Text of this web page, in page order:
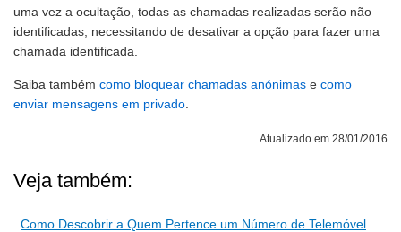
uma vez a ocultação, todas as chamadas realizadas serão não
identificadas, necessitando de desativar a opção para fazer uma
chamada identificada.
Saiba também como bloquear chamadas anónimas e como
enviar mensagens em privado
Atualizado em 28/01/2016
Veja também:
Como Descobrir a Quem Pertence um Número de Telemóvel